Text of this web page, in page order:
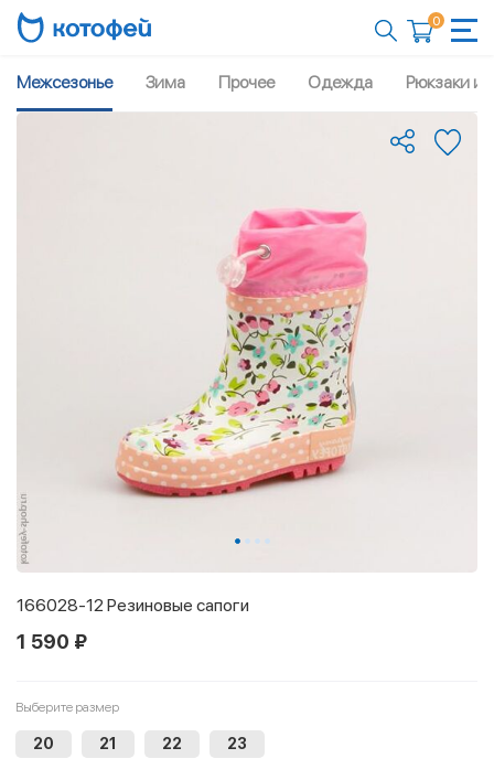
0
Межсезонье Зима Прочее Одежда Рюкзаки и
166028-12 Резиновые сапоги
1 590 ₽
Выберите размер
20 21 22 23